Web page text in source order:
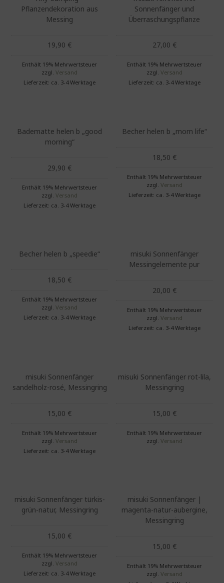
Pflanzendekoration aus
Messing
19,90 €
Enthält 19% Mehrwertsteuer
zzgl.Versand
Lieferzeit: ca. 3-4 Werktage
Sonnenfänger und
Überraschungspflanze
27,00 €
Enthält 19% Mehrwertsteuer
zzgl. Versand
Lieferzeit: ca. 3-4 Werktage
Badematte helen b „good
morning“
29,90 €
Enthält 19% Mehrwertsteuer
zzgl.Versand
Lieferzeit: ca. 3-4 Werktage
Becher helen b „mom life“
18,50 €
Enthält 19% Mehrwertsteuer
zzgl. Versand
Lieferzeit: ca. 3-4 Werktage
Becher helen b „speedie“
18,50 €
Enthält 19% Mehrwertsteuer
zzgl.Versand
Lieferzeit: ca. 3-4 Werktage
misuki Sonnenfänger
Messingelemente pur
20,00 €
Enthält 19% Mehrwertsteuer
zzgl. Versand
Lieferzeit: ca. 3-4 Werktage
misuki Sonnenfänger
sandelholz-rosé, Messingring
15,00 €
Enthält 19% Mehrwertsteuer
zzgl.Versand
Lieferzeit: ca. 3-4 Werktage
misuki Sonnenfänger rot-lila,
Messingring
15,00 €
Enthält 19% Mehrwertsteuer
zzgl. Versand
misuki Sonnenfänger türkis-
grün-natur, Messingring
15,00 €
Enthält 19% Mehrwertsteuer
zzgl.Versand
Lieferzeit: ca. 3-4 Werktage
misuki Sonnenfänger |
magenta-natur-aubergine,
Messingring
15,00 €
Enthält 19% Mehrwertsteuer
zzgl. Versand